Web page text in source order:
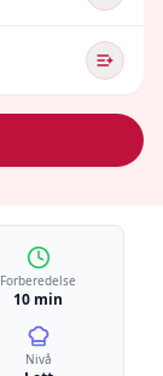
Forberedelse
10 min
Nivå